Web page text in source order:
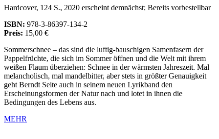
Hardcover, 124 S., 2020 erscheint demnächst; Bereits vorbestellbar
ISBN: 978-3-86397-134-2
Preis: 15,00 €
Sommerschnee – das sind die luftig-bauschigen Samenfasern der
Pappelfrüchte, die sich im Sommer öffnen und die Welt mit ihrem
weißen Flaum überziehen: Schnee in der wärmsten Jahreszeit. Mal
melancholisch, mal mandelbitter, aber stets in größter Genauigkeit
geht Berndt Seite auch in seinem neuen Lyrikband den
Erscheinungsformen der Natur nach und lotet in ihnen die
Bedingungen des Lebens aus.
MEHR